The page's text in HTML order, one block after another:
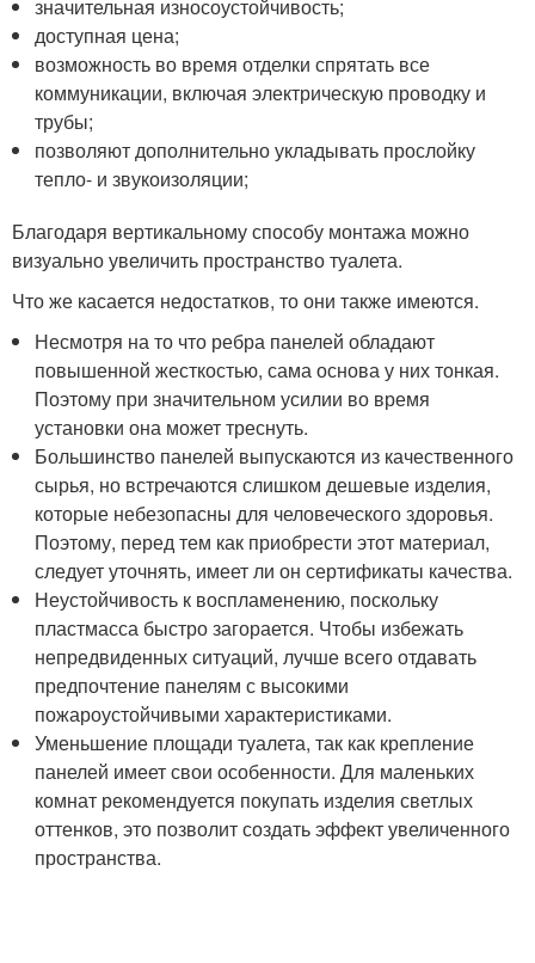
значительная износоустойчивость;
доступная цена;
возможность во время отделки спрятать все
коммуникации, включая электрическую проводку и
трубы;
позволяют дополнительно укладывать прослойку
тепло- и звукоизоляции;
Благодаря вертикальному способу монтажа можно
визуально увеличить пространство туалета.
Что же касается недостатков, то они также имеются.
Несмотря на то что ребра панелей обладают
повышенной жесткостью, сама основа у них тонкая.
Поэтому при значительном усилии во время
установки она может треснуть.
Большинство панелей выпускаются из качественного
сырья, но встречаются слишком дешевые изделия,
которые небезопасны для человеческого здоровья.
Поэтому, перед тем как приобрести этот материал,
следует уточнять, имеет ли он сертификаты качества.
Неустойчивость к воспламенению, поскольку
пластмасса быстро загорается. Чтобы избежать
непредвиденных ситуаций, лучше всего отдавать
предпочтение панелям с высокими
пожароустойчивыми характеристиками.
Уменьшение площади туалета, так как крепление
панелей имеет свои особенности. Для маленьких
комнат рекомендуется покупать изделия светлых
оттенков, это позволит создать эффект увеличенного
пространства.